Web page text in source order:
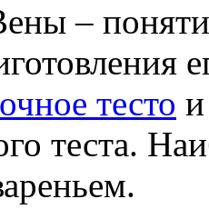
–
тесто
теста.